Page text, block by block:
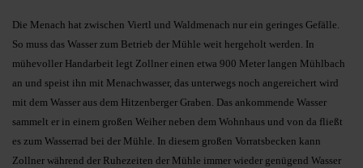
Die Menach hat zwischen Viertl und Waldmenach nur ein geringes Gefälle.
So muss das Wasser zum Betrieb der Mühle weit hergeholt werden. In
mühevoller Handarbeit legt Zollner einen etwa 900 Meter langen Mühlbach
an und speist ihn mit Menachwasser, das unterwegs noch angereichert wird
mit dem Wasser aus dem Hitzenberger Graben. Das ankommende Wasser
sammelt er in einem großen Weiher neben dem Wohnhaus und von da fließt
es zum Wasserrad bei der Mühle. In diesem großen Vorratsbecken kann
Zollner während der Ruhezeiten der Mühle immer wieder genügend Wasser